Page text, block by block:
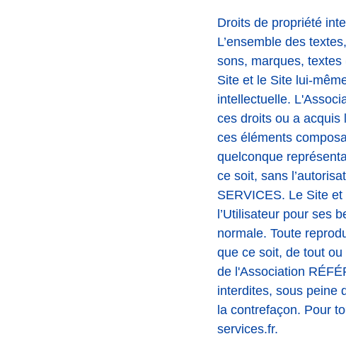
Droits de propriété
L’ensemble des
sons, marques,
Site et le Site lui-
intellectuelle.
ces droits ou a acquis
ces éléments
quelconque
ce soit, sans
SERVICES. Le Site
l’Utilisateur pour ses
normale. Toute
que ce soit, de tout
de l'Association
interdites, sous peine
la contrefaçon. Pour
services.fr.